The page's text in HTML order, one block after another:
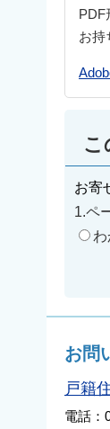
PDF
お持
こ
お寄
1.ペ
わ
お問
戸籍
電話：